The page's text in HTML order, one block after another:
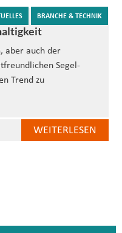
aber auch der
Segel-
Trend zu
WEITERLESEN
BRANCHE & TECHNIK